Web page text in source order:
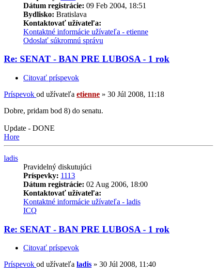
Dátum registrácie: 09 Feb 2004, 18:51
Bydlisko: Bratislava
Kontaktovať užívateľa:
Kontaktné informácie užívateľa - etienne
Odoslať súkromnú správu
Re: SENAT - BAN PRE LUBOSA - 1 rok
Citovať príspevok
Príspevok od užívateľa etienne » 30 Júl 2008, 11:18
Dobre, pridam bod 8) do senatu.
Update - DONE
Hore
ladis
Pravidelný diskutujúci
Príspevky: 1113
Dátum registrácie: 02 Aug 2006, 18:00
Kontaktovať užívateľa:
Kontaktné informácie užívateľa - ladis
ICQ
Re: SENAT - BAN PRE LUBOSA - 1 rok
Citovať príspevok
Príspevok od užívateľa ladis » 30 Júl 2008, 11:40